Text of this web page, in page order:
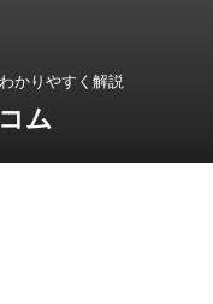
かりやすく解説
ム